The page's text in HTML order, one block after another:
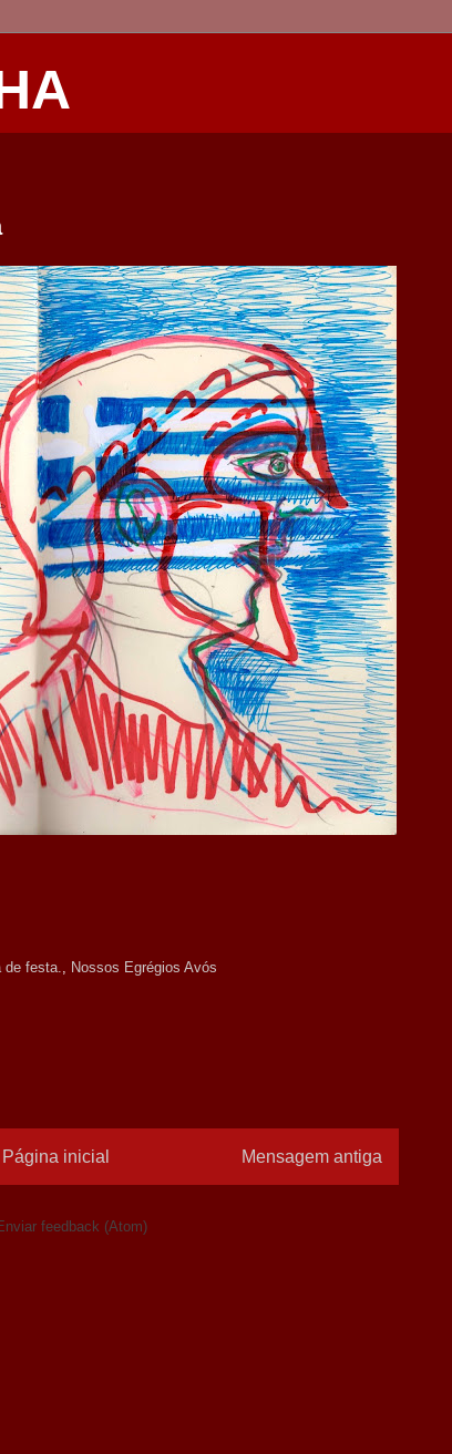
de festa., Nossos Egrégios Avós
Mensagem antiga
Página inicial
feedback (Atom)